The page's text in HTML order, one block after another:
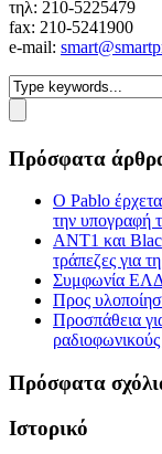
τηλ: 210-5225479
fax: 210-5241900
e-mail:
Πρόσφατα
Ο Pablo
την υπογραφή
ΑΝΤ1 και
τράπεζες για
Συμφωνία
Προς
Προσπάθεια
Πρόσφατα
Ιστορικό